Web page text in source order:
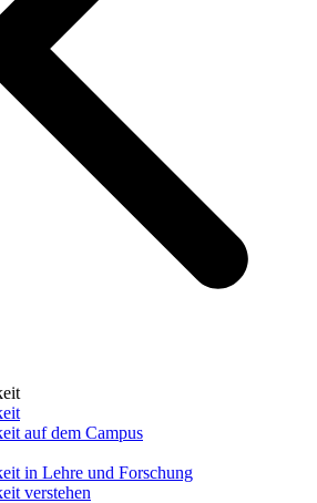
auf dem Campus
in Lehre und Forschung
verstehen